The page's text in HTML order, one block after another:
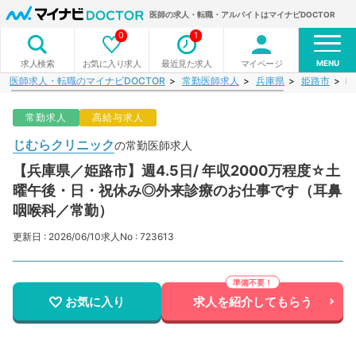
医師の求人・転職・アルバイトはマイナビDOCTOR
求人検索 お気に入り求人
0
最近見た求人
1
マイページ MENU
医師求人・転職のマイナビDOCTOR 常勤医師求人 兵庫県 姫路市
常勤求人 高給与求人
じむらクリニックの常勤医師求人
【兵庫県／姫路市】週4.5日/ 年収2000万程度☆土
曜午後・日・祝休み◎外来診療のお仕事です（耳鼻
咽喉科／常勤）
更新日 : 2026/06/10求人No : 723613
お気に入り 求人を紹介してもらう